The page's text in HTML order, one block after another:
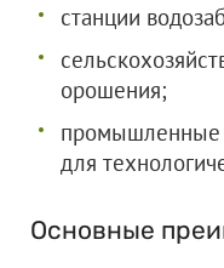
станции
орошения;
промышленные
для
Основные